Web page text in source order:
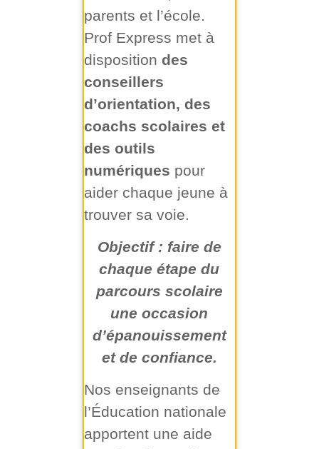
parents et l’école.
Prof Express met à
disposition des
conseillers
d’orientation, des
coachs scolaires et
des outils
numériques pour
aider chaque jeune à
trouver sa voie.
Objectif : faire de
chaque étape du
parcours scolaire
une occasion
d’épanouissement
et de confiance.
Nos enseignants de
l’Éducation nationale
apportent une aide